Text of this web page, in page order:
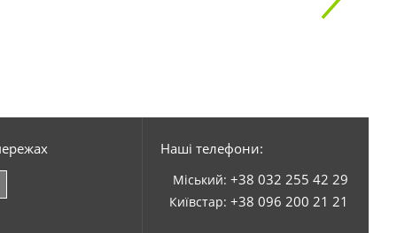
Наші телефони:
Міський: +38 032 255 42 29
Київстар: +38 096 200 21 21